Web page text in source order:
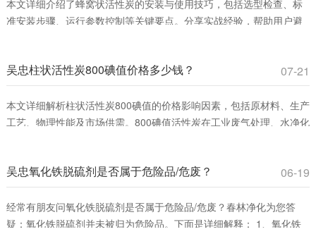
本文详细介绍了蜂窝状活性炭的安装与使用技巧，包括选型检查、标
准安装步骤、运行参数控制等关键要点。分享实战经验，帮助用户避
吴忠柱状活性炭800碘值价格多少钱？ 07-21
本文详细解析柱状活性炭800碘值的价格影响因素，包括原材料、生产
工艺、物理性能及市场供需。800碘值活性炭在工业废气处理、水净化
吴忠氧化铁脱硫剂是否属于危险品/危废？ 06-19
经常有朋友问氧化铁脱硫剂是否属于危险品/危废？春林净化为您答
疑：氧化铁脱硫剂并未被归为危险品。下面是详细解释： 1、氧化铁